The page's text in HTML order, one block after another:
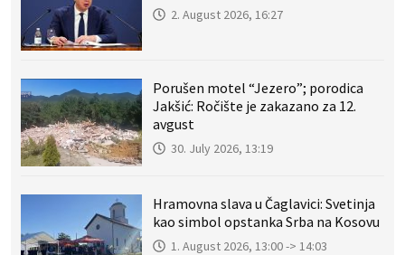
2. August 2026, 16:27
Porušen motel “Jezero”; porodica
Jakšić: Ročište je zakazano za 12.
avgust
30. July 2026, 13:19
Hramovna slava u Čaglavici: Svetinja
kao simbol opstanka Srba na Kosovu
1. August 2026, 13:00 -> 14:03